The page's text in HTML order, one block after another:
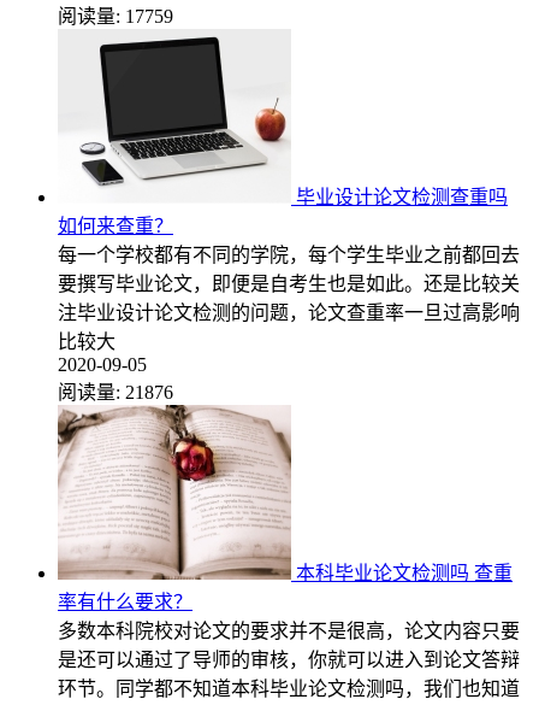
阅读量: 17759
毕业设计论文检测查重吗
如何来查重？
每一个学校都有不同的学院，每个学生毕业之前都回去
要撰写毕业论文，即便是自考生也是如此。还是比较关
注毕业设计论文检测的问题，论文查重率一旦过高影响
比较大
2020-09-05
阅读量: 21876
本科毕业论文检测吗 查重
率有什么要求？
多数本科院校对论文的要求并不是很高，论文内容只要
是还可以通过了导师的审核，你就可以进入到论文答辩
环节。同学都不知道本科毕业论文检测吗，我们也知道